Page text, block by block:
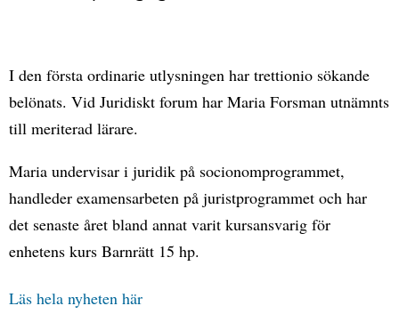
I den första ordinarie utlysningen har trettionio sökande
belönats. Vid Juridiskt forum har Maria Forsman utnämnts
till meriterad lärare.
Maria undervisar i juridik på socionomprogrammet,
handleder examensarbeten på juristprogrammet och har
det senaste året bland annat varit kursansvarig för
enhetens kurs Barnrätt 15 hp.
Läs hela nyheten här